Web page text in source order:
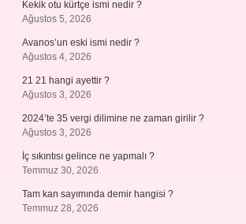
Kekik otu kürtçe ismi nedir ?
Ağustos 5, 2026
Avanos’un eski ismi nedir ?
Ağustos 4, 2026
21 21 hangi ayettir ?
Ağustos 3, 2026
2024’te 35 vergi dilimine ne zaman girilir ?
Ağustos 3, 2026
İç sıkıntısı gelince ne yapmalı ?
Temmuz 30, 2026
Tam kan sayımında demir hangisi ?
Temmuz 28, 2026